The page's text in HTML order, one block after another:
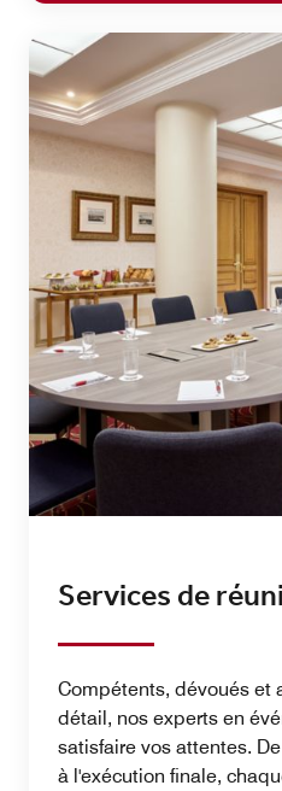
Services de
Compétents, dévoués et
détail, nos experts en
satisfaire vos attentes.
à l'exécution finale,